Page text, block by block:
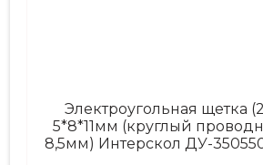
Электроугольная щетка
5*8*11мм (круглый
8,5мм) Интерскол ДУ-